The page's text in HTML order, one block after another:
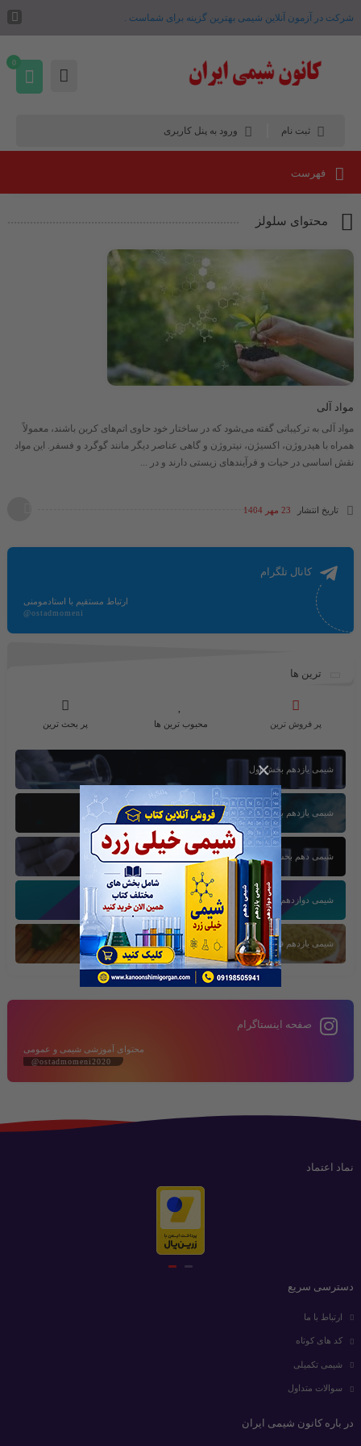
×
شرکت در آزمون آنلاین شیمی بهترین گزینه برای شماست .
ثبت نام ورود به پنل کاربری
0
فهرست
محتوای سلولز
مواد آلی
مواد آلی به ترکیباتی گفته می‌شود که در ساختار خود حاوی اتم‌های کربن باشند، معمولاً
همراه با هیدروژن، اکسیژن، نیتروژن و گاهی عناصر دیگر مانند گوگرد و فسفر. این مواد
نقش اساسی در حیات و فرآیندهای زیستی دارند و در ...
تاریخ انتشار 23 مهر 1404
کانال تلگرام
ارتباط مستقیم با استادمومنی
@ostadmomeni
ترین ها
پر فروش ترین محبوب ترین ها پر بحث ترین
شیمی یازدهم بخش اول
شیمی یازدهم بخش سوم
شیمی دهم بخش اول
شیمی دوازدهم بخش سوم
شیمی یازدهم فصل دوم
صفحه اینستاگرام
محتوای آموزشی شیمی و عمومی
@ostadmomeni2020
نماد اعتماد
دسترسی سریع
ارتباط با ما
کد های کوتاه
شیمی تکمیلی
سوالات متداول
در باره کانون شیمی ایران